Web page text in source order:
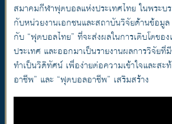
สมาคมกีฬาฟุตบอลแห่งประเทศไทย ในพระบ
กับหน่วยงานเอกชนและสถาบันวิจัยด้านข้อมู
กับ “ฟุตบอลไทย” ที่จะส่งผลในการเติบโตขอ
ประเทศ และออกมาเป็นรายงานผลการวิจัยที่
ทำเป็นวิดิทัศน์ เพื่อง่ายต่อความเข้าใจและสะ
อาชีพ” และ “ฟุตบอลอาชีพ” เสริมสร้าง